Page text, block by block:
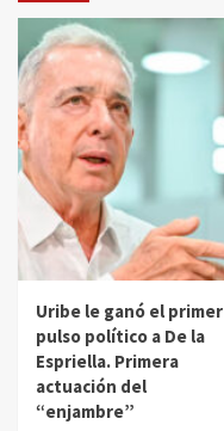
Uribe le ganó el primer
pulso político a De la
Espriella. Primera
actuación del
“enjambre”